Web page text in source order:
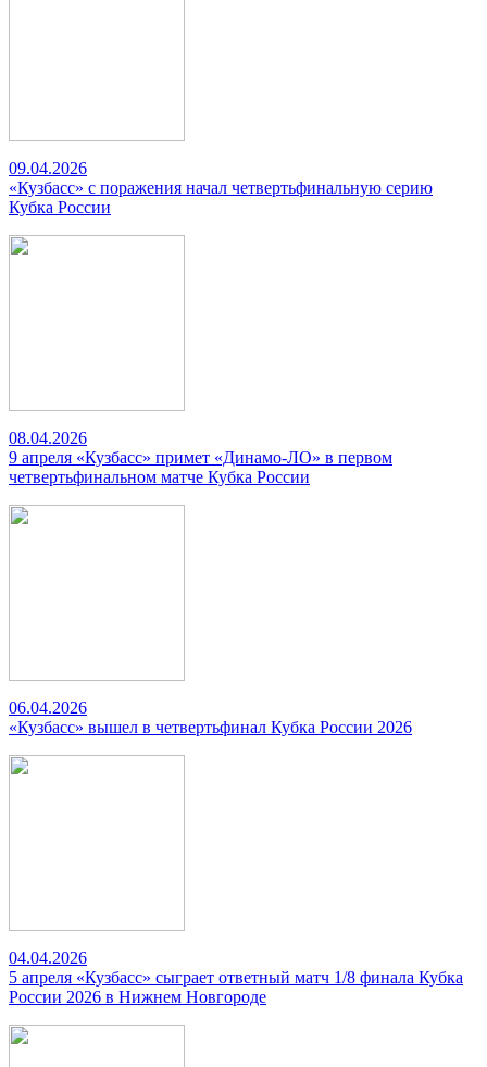
09.04.2026
«Кузбасс» с поражения начал четвертьфинальную серию
Кубка России
08.04.2026
9 апреля «Кузбасс» примет «Динамо-ЛО» в первом
четвертьфинальном матче Кубка России
06.04.2026
«Кузбасс» вышел в четвертьфинал Кубка России 2026
04.04.2026
5 апреля «Кузбасс» сыграет ответный матч 1/8 финала Кубка
России 2026 в Нижнем Новгороде